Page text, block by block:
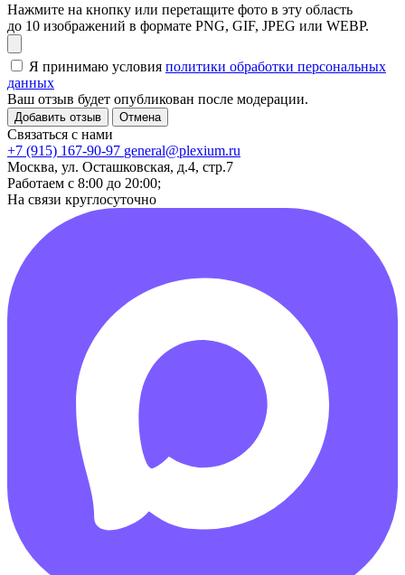
Нажмите на кнопку или перетащите фото в эту область
до 10 изображений в формате PNG, GIF, JPEG или WEBP.
Я принимаю условия политики обработки персональных
данных
Ваш отзыв будет опубликован после модерации.
Добавить отзыв Отмена
Связаться с нами
+7 (915) 167-90-97 general@plexium.ru
Москва, ул. Осташковская, д.4, стр.7
Работаем с 8:00 до 20:00;
На связи круглосуточно